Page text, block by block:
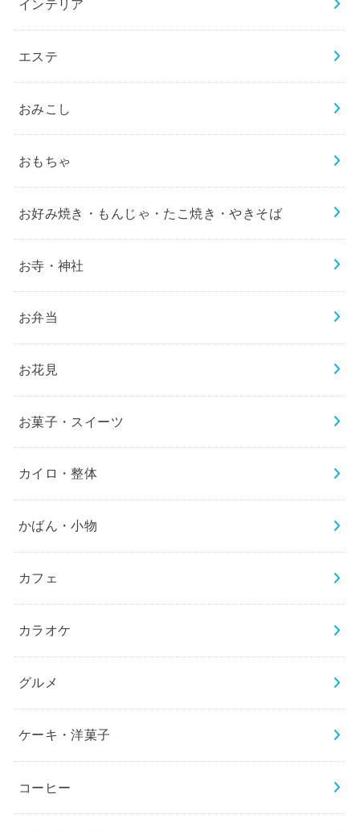
インテリア
エステ
おみこし
おもちゃ
お好み焼き・もんじゃ・たこ焼き・やきそば
お寺・神社
お弁当
お花見
お菓子・スイーツ
カイロ・整体
かばん・小物
カフェ
カラオケ
グルメ
ケーキ・洋菓子
コーヒー